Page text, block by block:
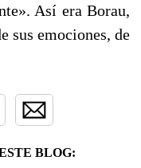
Así era Borau,
sus emociones, de
BLOG: